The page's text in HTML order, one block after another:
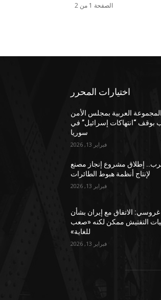
الصفحة 1 من 2
اختيارات المحرر
المجموعة العربية بمجلس الأمن
بوقف “انتهاكات إسرائيل” في
سوريا
فبراير 13, 2026
إطلاق مشروع إنجاز مصنع
لإنتاج أنظمة هبوط الطائرات
فبراير 13, 2026
غروسي: الاتفاق مع إيران بشأن
التفتيش ممكن لكنه «صعب
للغاية»
فبراير 13, 2026